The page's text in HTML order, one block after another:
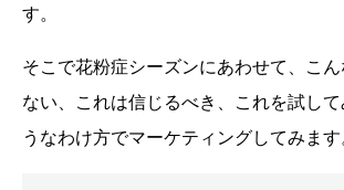
す。
そこで花粉症シーズンにあわせて、こ
ない、これは信じるべき、これを試し
うなわけ方でマーケティングしてみます